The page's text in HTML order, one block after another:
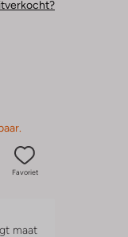
Favoriet
maat